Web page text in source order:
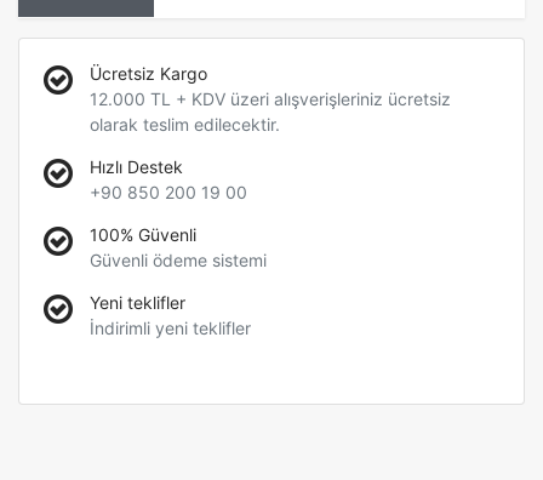
Ücretsiz Kargo
12.000 TL + KDV üzeri alışverişleriniz ücretsiz
olarak teslim edilecektir.
Hızlı Destek
+90 850 200 19 00
100% Güvenli
Güvenli ödeme sistemi
Yeni teklifler
İndirimli yeni teklifler